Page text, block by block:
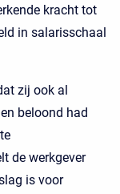
kracht tot
in salarisschaal
zij ook al
beloond had
de werkgever
is voor